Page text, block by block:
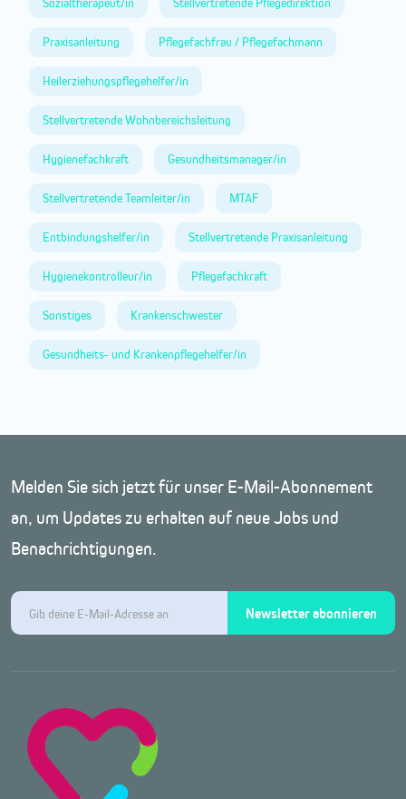
Sozialtherapeut/in Stellvertretende Pflegedirektion
Praxisanleitung Pflegefachfrau / Pflegefachmann
Heilerziehungspflegehelfer/in
Stellvertretende Wohnbereichsleitung
Hygienefachkraft Gesundheitsmanager/in
Stellvertretende Teamleiter/in MTAF
Entbindungshelfer/in Stellvertretende Praxisanleitung
Hygienekontrolleur/in Pflegefachkraft
Sonstiges Krankenschwester
Gesundheits- und Krankenpflegehelfer/in
Melden Sie sich jetzt für unser E-Mail-Abonnement
an, um Updates zu erhalten auf neue Jobs und
Benachrichtigungen.
Newsletter abonnieren